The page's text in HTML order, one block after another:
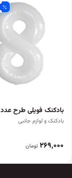
بادکنک فویلی طرح عدد 8
بادکنک و لوازم جانبی
۲۶۹٬۰۰۰ تومان